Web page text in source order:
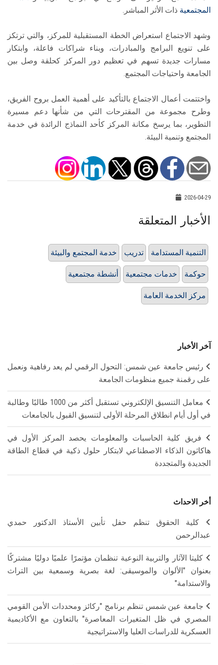
المجتمعية ذات الأثر المباشر.
وشهد الاجتماع استعراض الخطة المستقبلية للمركز، والتي ترتكز
على تنويع البرامج والمبادرات، وبناء شراكات فاعلة، وابتكار
مسارات جديدة تسهم في تعظيم دور المركز كحلقة وصل بين
الجامعة واحتياجات المجتمع.
واختتمت أعمال الاجتماع بالتأكيد على أهمية العمل بروح الفريق،
وطرح مجموعة من المقترحات التي من شأنها دعم مسيرة
التطوير، بما يرسخ مكانة المركز كأحد النماذج الرائدة في خدمة
المجتمع وتنمية البيئة.
2026-04-29
الأخبار المتعلقة
خدمة المجتمع والبيئة تدريب التنمية المستدامة
أنشطة مجتمعية خدمات مجتمعية حوكمة
مركز الخدمة العامة
آخر الأخبار
رئيس جامعة عين شمس: التحول الرقمي لم يعد رفاهية ونعمل
على رقمنة جميع منظومات الجامعة
معامل التنسيق الإلكتروني تستقبل أكثر من 1000 طالبًا وطالبة
في أول أيام انطلاق المرحلة الأولى لتنسيق القبول بالجامعات
فريق كلية الحاسبات والمعلومات يحصد المركز الأول في
هاكاثون الذكاء الاصطناعي لابتكار حلول ذكية في قطاع الطاقة
الجديدة والمتجددة
أخر الاحداث
كلية الحقوق تنظم حفل تأبين الأستاذ الدكتور حمدي
عبدالرحمن
كليتا الآثار والتربية النوعية تنظمان مؤتمرًا علميًا دوليًا مشتركًا
بعنوان "الألوان والموسيقى: لغة بصرية وسمعية بين التراث
والاستدامة"
جامعة عين شمس تنظم برنامج "ركائز ومحددات الأمن القومي
المصري في ظل المتغيرات المعاصرة" بالتعاون مع الأكاديمية
العسكرية للدراسات العليا والاستراتيجية